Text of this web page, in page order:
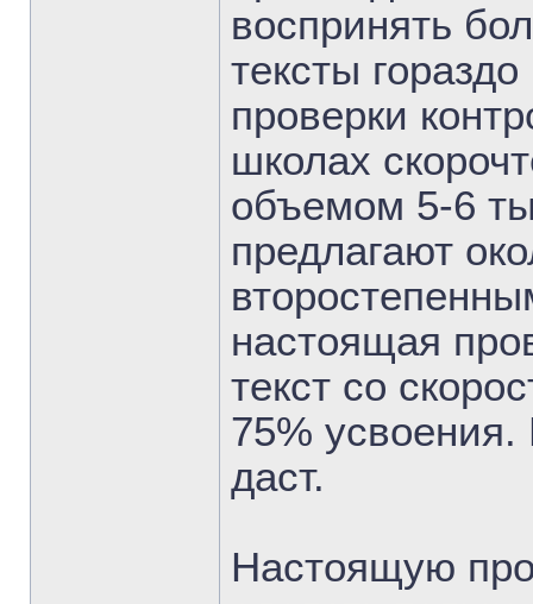
воспринять
тексты
проверки
школах
объемом 5-6
предлагают
настоящая
текст со
75% усвоения.
даст.
Настоящую